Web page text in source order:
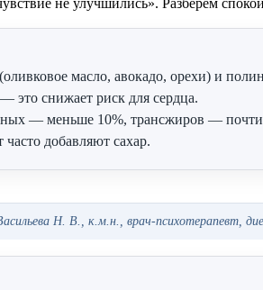
масло, авокадо, орехи) и
это снижает риск для сердца.
— меньше 10%, трансжиров — почти
добавляют сахар.
Н. В., к.м.н., врач-психотерапевт,